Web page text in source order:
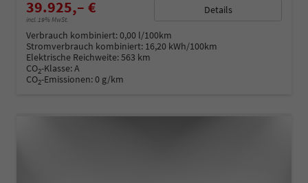
39.925,– €
incl. 19% MwSt.
Details
Verbrauch kombiniert:0,00 l/100km
Stromverbrauch kombiniert: 16,20 kWh/100km
Elektrische Reichweite:563 km
CO2-Klasse:A
CO2-Emissionen:0 g/km